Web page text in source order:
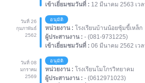
เข้าเยี่ยมชมวันที่ : 12 มีนาคม 2563 เว
วันที่ 26
กุมภาพันธ์
2562
อนุมัติ
หน่วยงาน : โรงเรียนบ้านน้อยซุ้มขี้เหล็ก
ผู้ประสานงาน : - (081-9731225)
เข้าเยี่ยมชมวันที่ : 06 มีนาคม 2562 เว
วันที่ 08
มกราคม
2569
อนุมัติ
หน่วยงาน : โรงเรียนโมโกรวิทยาคม
ผู้ประสานงาน : - (0612971023)